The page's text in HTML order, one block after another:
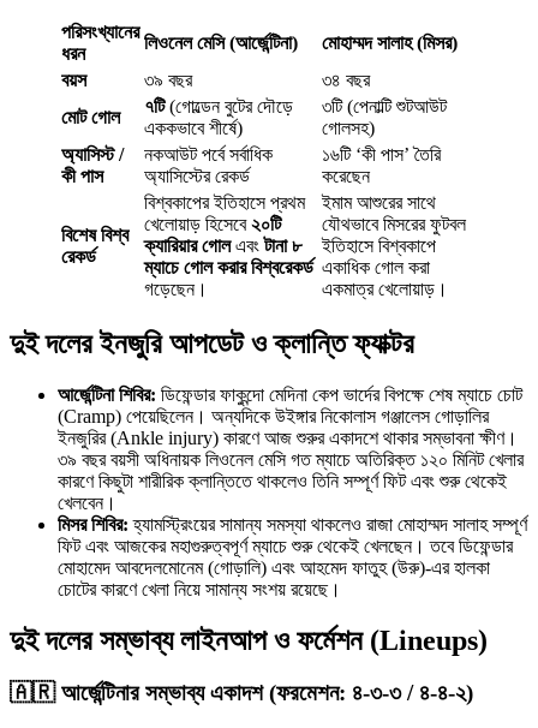
পরিসংখ্যানের
ধরন
লিওনেল মেসি (আর্জেন্টিনা)
মোহাম্মদ সালাহ (মিসর)
বয়স
৩৯ বছর
৩৪ বছর
মোট গোল
৭টি(গোল্ডেন বুটের দৌড়ে
এককভাবে শীর্ষে)
৩টি (পেনাল্টি শুটআউট
গোলসহ)
অ্যাসিস্ট /
কী পাস
নকআউট পর্বে সর্বাধিক
অ্যাসিস্টের রেকর্ড
১৬টি ‘কী পাস’ তৈরি
করেছেন
বিশেষ বিশ্ব
রেকর্ড
বিশ্বকাপের ইতিহাসে প্রথম
খেলোয়াড় হিসেবে২০টি
ক্যারিয়ার গোলএবংটানা ৮
ম্যাচে গোল করার বিশ্বরেকর্ড
গড়েছেন।
ইমাম আশুরের সাথে
যৌথভাবে মিসরের ফুটবল
ইতিহাসে বিশ্বকাপে
একাধিক গোল করা
একমাত্র খেলোয়াড়।
দুই দলের ইনজুরি আপডেট ও ক্লান্তি ফ্যাক্টর
আর্জেন্টিনা শিবির: ডিফেন্ডার ফাকুন্দো মেদিনা কেপ ভার্দের বিপক্ষে শেষ ম্যাচে চোট
(Cramp) পেয়েছিলেন। অন্যদিকে উইঙ্গার নিকোলাস গঞ্জালেস গোড়ালির
ইনজুরির (Ankle injury) কারণে আজ শুরুর একাদশে থাকার সম্ভাবনা ক্ষীণ।
৩৯ বছর বয়সী অধিনায়ক লিওনেল মেসি গত ম্যাচে অতিরিক্ত ১২০ মিনিট খেলার
কারণে কিছুটা শারীরিক ক্লান্তিতে থাকলেও তিনি সম্পূর্ণ ফিট এবং শুরু থেকেই
খেলবেন।
মিসর শিবির: হ্যামস্ট্রিংয়ের সামান্য সমস্যা থাকলেও রাজা মোহাম্মদ সালাহ সম্পূর্ণ
ফিট এবং আজকের মহাগুরুত্বপূর্ণ ম্যাচে শুরু থেকেই খেলছেন। তবে ডিফেন্ডার
মোহামেদ আবদেলমোনেম (গোড়ালি) এবং আহমেদ ফাতুহ (উরু)-এর হালকা
চোটের কারণে খেলা নিয়ে সামান্য সংশয় রয়েছে।
দুই দলের সম্ভাব্য লাইনআপ ও ফর্মেশন (Lineups)
🇦🇷 আর্জেন্টিনার সম্ভাব্য একাদশ (ফরমেশন: ৪-৩-৩ / ৪-৪-২)